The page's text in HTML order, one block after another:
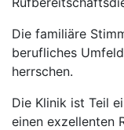
Die familiäre
berufliches
herrschen.
Die Klinik ist Teil
einen exzellenten